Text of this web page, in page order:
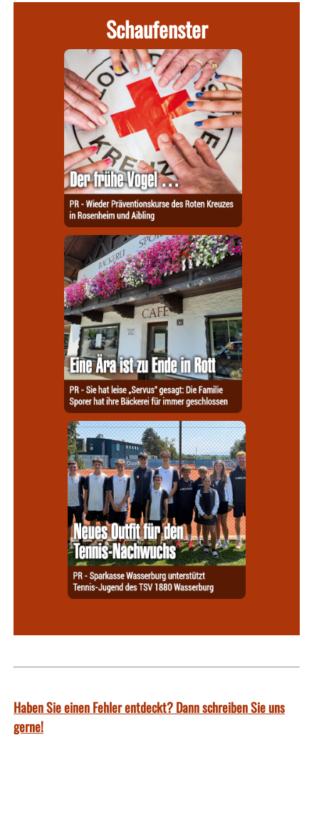
Schaufenster
Haben Sie einen Fehler entdeckt? Dann schreiben Sie uns
gerne!